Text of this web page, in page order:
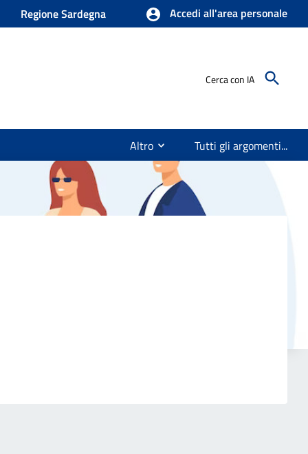
Regione Sardegna Accedi all'area personale
Cerca con IA
Altro Tutti gli argomenti...